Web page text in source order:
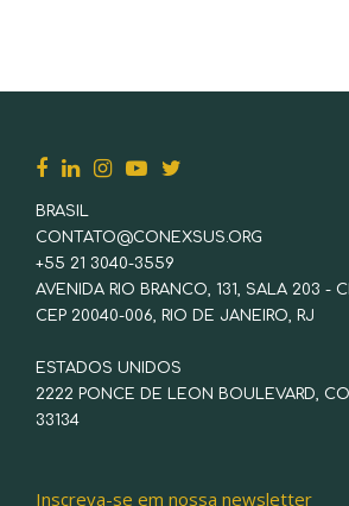
BRASIL
CONTATO@CONEXSUS.ORG
+55 21 3040-3559
AVENIDA RIO BRANCO, 131, SALA 203 -
CEP 20040-006, RIO DE JANEIRO, RJ
ESTADOS UNIDOS
2222 PONCE DE LEON BOULEVARD,
33134
Inscreva-se em nossa newsletter